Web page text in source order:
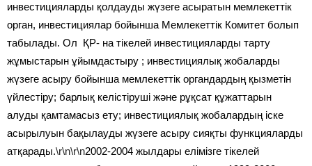
инвестицияларды қолдауды жүзеге асыратын мемлекеттік
орган, инвестициялар бойынша Мемлекеттік Комитет болып
табылады. Ол ҚР- на тікелей инвестицияларды тарту
жұмыстарын ұйымдастыру ; инвестициялық жобаларды
жүзеге асыру бойынша мемлекеттік органдардың қызметін
үйлестіру; барлық келістіруші және рұқсат құжаттарын
алуды қамтамасыз ету; инвестициялық жобалардың іске
асырылуын бақылауды жүзеге асыру сияқты функцияларды
атқарады.\r\n\r\n2002-2004 жылдары елімізге тікелей